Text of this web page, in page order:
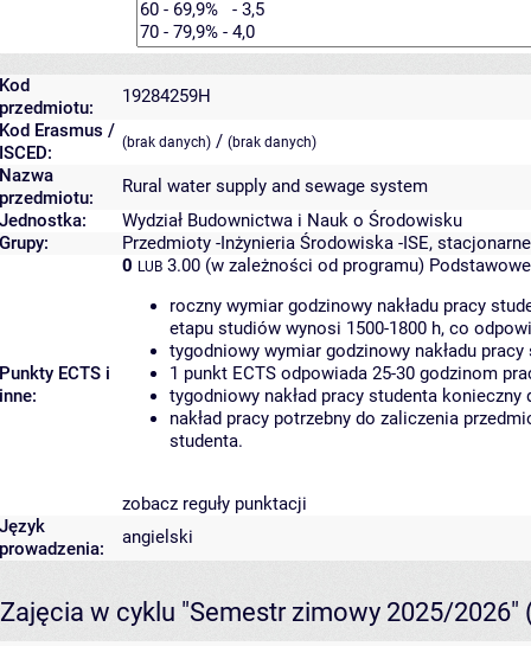
Kod
przedmiotu:
19284259H
Kod Erasmus /
ISCED:
(brak danych) / (brak danych)
Nazwa
przedmiotu:
Rural water supply and sewage system
Jednostka:
Wydział Budownictwa i Nauk o Środowisku
Grupy:
Przedmioty -Inżynieria Środowiska -ISE,
Punkty ECTS i
inne:
0 LUB 3.00 (w zależności od programu)
roczny wymiar godzinowy nakładu pracy
etapu studiów wynosi 1500-1800 h, co
tygodniowy wymiar godzinowy nakładu
1 punkt ECTS odpowiada 25-30 godzinom
tygodniowy nakład pracy studenta
nakład pracy potrzebny do zaliczenia
studenta.
zobacz reguły punktacji
Język
prowadzenia:
angielski
Zajęcia w cyklu "Semestr zimowy 2025/2026"